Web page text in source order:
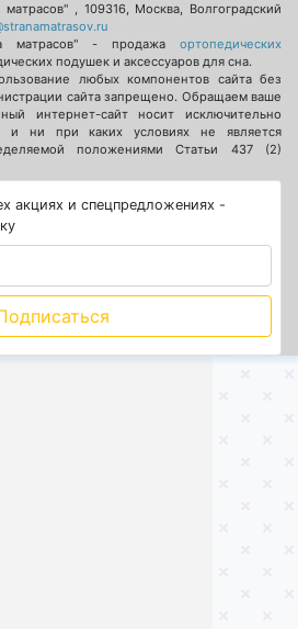
, 109316, Москва, Волгоградский
матрасов" - продажа ортопедических
подушек и аксессуаров для сна.
любых компонентов сайта без
сайта запрещено. Обращаем ваше
интернет-сайт носит исключительно
и ни при каких условиях не является
положениями Статьи 437 (2)
акциях и спецпредложениях -